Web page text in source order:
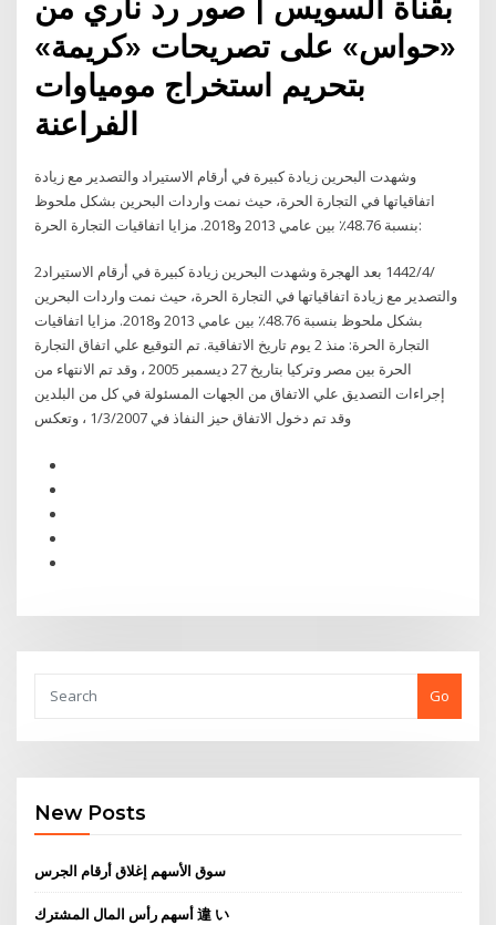
«حواس» على تصريحات «كريمة»
بتحريم استخراج مومياوات
الفراعنة
وشهدت البحرين زيادة كبيرة في أرقام الاستيراد والتصدير مع زيادة
اتفاقياتها في التجارة الحرة، حيث نمت واردات البحرين بشكل ملحوظ
بنسبة 48.76٪ بين عامي 2013 و2018. مزايا اتفاقيات التجارة الحرة:
2‏‏/4‏‏/1442 بعد الهجرة وشهدت البحرين زيادة كبيرة في أرقام الاستيراد
والتصدير مع زيادة اتفاقياتها في التجارة الحرة، حيث نمت واردات البحرين
بشكل ملحوظ بنسبة 48.76٪ بين عامي 2013 و2018. مزايا اتفاقيات
التجارة الحرة: منذ 2 يوم تاريخ الاتفاقية. تم التوقيع علي اتفاق التجارة
الحرة بين مصر وتركيا بتاريخ 27 ديسمبر 2005 ، وقد تم الانتهاء من
إجراءات التصديق علي الاتفاق من الجهات المسئولة في كل من البلدين
وقد تم دخول الاتفاق حيز النفاذ في 1/3/2007 ، وتعكس
Go
New Posts
سوق الأسهم إغلاق أرقام الجرس
أسهم رأس المال المشترك 違 い